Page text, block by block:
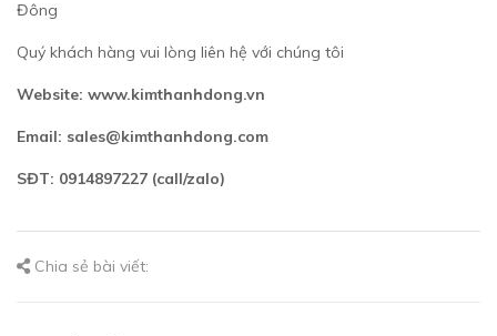
Đông
Quý khách hàng vui lòng liên hệ với chúng tôi
Website: www.kimthanhdong.vn
Email: sales@kimthanhdong.com
SĐT: 0914897227 (call/zalo)
Chia sẻ bài viết: